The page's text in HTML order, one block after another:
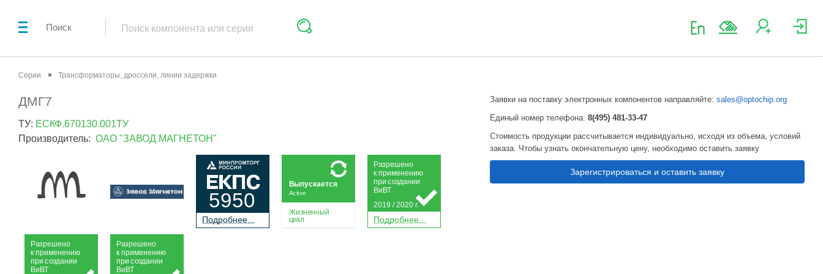
Поиск
Серии Трансформаторы, дроссели, линии задержки
ДМГ7
ТУ: ЕСКФ.670130.001ТУ
Производитель: ОАО "ЗАВОД МАГНЕТОН"
Подробнее...
5950
Жизненный
цикл
Active
Выпускается
Подробнее...
Разрешено
к применению
присоздании
Ви ВТ
2019 / 2020 г.
Разрешено
к применению
присоздании
Ви ВТ
Разрешено
к применению
присоздании
Ви ВТ
Заявки на поставку электронных компонентов направляйте:sales@optochip.org
Единый номер телефона:8(495) 481-33-47
Стоимость продукции рассчитывается индивидуально, исходя из объема, условий
заказа. Чтобы узнать окончательную цену, необходимо оставить заявку
Зарегистрироваться и оставить заявку